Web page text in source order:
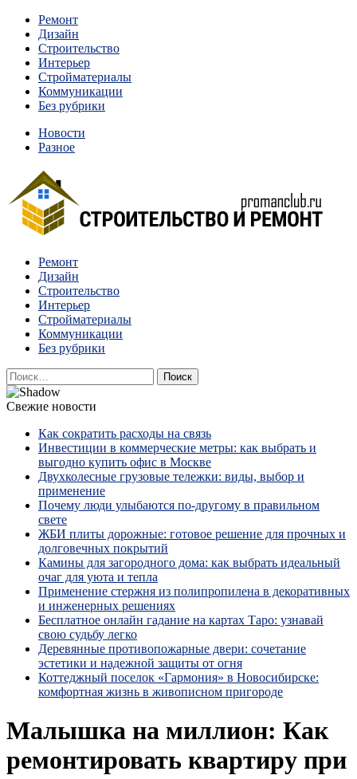
Перейти
содержимому
Ремонт
Дизайн
Строительство
Интерьер
Стройматериалы
Коммуникации
Без рубрики
Новости
Разное
Строительство и ремонт
Квартиры и дома, в которых живут разные люди, очень
отличаются между собой.
Ремонт
Дизайн
Строительство
Интерьер
Стройматериалы
Коммуникации
Без рубрики
Найти:
Свежие новости
Как сократить расходы на связь
Инвестиции в коммерческие метры: как выбрать и
выгодно купить офис в Москве
Двухколесные грузовые тележки: виды, выбор и
применение
Почему люди улыбаются по‑другому в правильном
свете
ЖБИ плиты дорожные: готовое решение для прочных и
долговечных покрытий
Камины для загородного дома: как выбрать идеальный
очаг для уюта и тепла
Применение стержня из полипропилена в декоративных
и инженерных решениях
Бесплатное онлайн гадание на картах Таро: узнавай
свою судьбу легко
Деревянные противопожарные двери: сочетание
эстетики и надежной защиты от огня
Коттеджный поселок «Гармония» в Новосибирске:
комфортная жизнь в живописном пригороде
Малышка на миллион: Как
ремонтировать квартиру при